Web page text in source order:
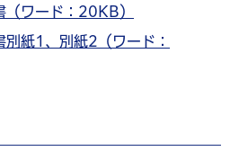
（ワード：20KB）
紙1、別紙2（ワード：